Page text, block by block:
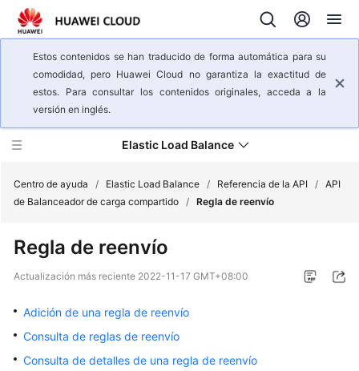
Estos contenidos se han traducido de forma automática para su
comodidad, pero Huawei Cloud no garantiza la exactitud de
estos. Para consultar los contenidos originales, acceda a la
versión en inglés.
Elastic Load Balance
general
del
iniciales
Centro de ayuda / Elastic Load Balance / Referencia de la API / API
de Balanceador de carga compartido / Regla de reenvío
Regla de reenvío
Actualización más reciente 2022-11-17 GMT+08:00
Adición de una regla de reenvío
Consulta de reglas de reenvío
Consulta de detalles de una regla de reenvío